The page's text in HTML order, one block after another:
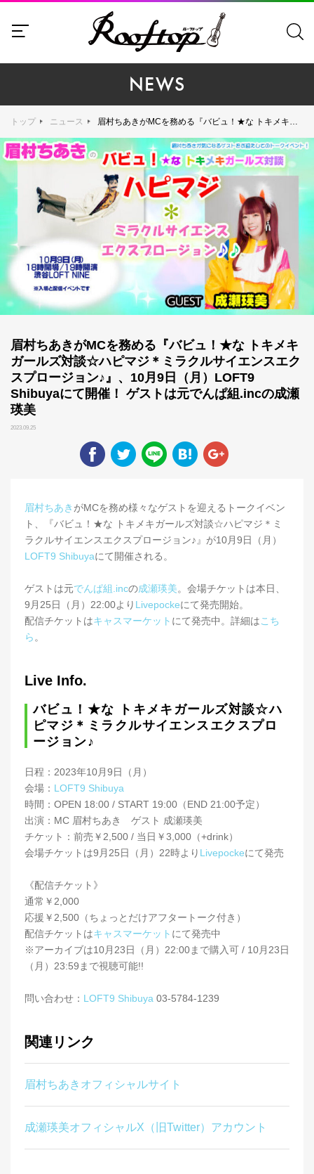
NEWS
トップ ニュース 眉村ちあきがMCを務める『バビュ！★な トキメキガールズ対談☆ハピマジ＊ミラクルサイエンスエクスプロージョン♪』、10月9日（月）LOFT9 Shibuyaにて開催！ ゲストは元でんぱ組.incの成瀬瑛美
眉村ちあきがMCを務める『バビュ！★な トキメキ
ガールズ対談☆ハピマジ＊ミラクルサイエンスエク
スプロージョン♪』、10月9日（月）LOFT9
Shibuyaにて開催！ ゲストは元でんぱ組.incの成瀬
瑛美
2023.09.25
眉村ちあき がMCを務め様々なゲストを迎えるトークイベン
ト、『バビュ！★な トキメキガールズ対談☆ハピマジ＊ミ
ラクルサイエンスエクスプロージョン♪』が10月9日（月）
LOFT9 Shibuyaにて開催される。
ゲストは元でんぱ組.incの成瀬瑛美。会場チケットは本日、
9月25日（月）22:00より Livepockeにて発売開始。
配信チケットはキャスマーケット にて発売中。詳細はこち
ら 。
Live Info.
バビュ！★な トキメキガールズ対談☆ハ
ピマジ＊ミラクルサイエンスエクスプロ
ージョン♪
日程：2023年10月9日（月）
会場： LOFT9 Shibuya
時間：OPEN 18:00 / START 19:00（END 21:00予定）
出演：MC 眉村ちあき ゲスト 成瀬瑛美
チケット：前売￥2,500 / 当日￥3,000（+drink）
会場チケットは9月25日（月）22時より Livepockeにて発売
《配信チケット》
通常￥2,000
応援￥2,500（ちょっとだけアフタートーク付き）
配信チケットはキャスマーケット にて発売中
※アーカイブは10月23日（月）22:00まで購入可 / 10月23日
（月）23:59まで視聴可能!!
問い合わせ： LOFT9 Shibuya 03-5784-1239
関連リンク
眉村ちあきオフィシャルサイト
成瀬瑛美オフィシャルX（旧Twitter）アカウント